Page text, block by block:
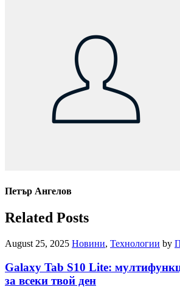
Петър Ангелов
Related Posts
August 25, 2025 Новини, Технологии by
Galaxy Tab S10 Lite:
за всеки твой ден